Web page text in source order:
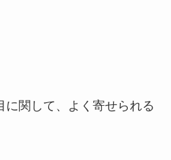
に関して、よく寄せられる